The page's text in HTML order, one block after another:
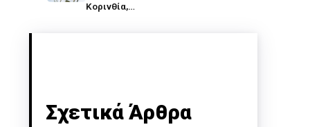
Κορινθία,…
Σχετικά Άρθρα